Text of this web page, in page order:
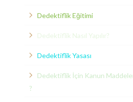
Dedektiflik Eğitimi
Dedektiflik Nasıl Yapılır?
Dedektiflik Yasası
Dedektiflik İçin Kanun
?